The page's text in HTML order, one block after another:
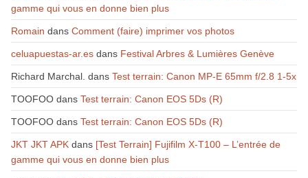
gamme qui vous en donne bien plus
Romain dans Comment (faire) imprimer vos photos
celuapuestas-ar.esdans Festival Arbres & Lumières Genève
Richard Marchal. dans Test terrain: Canon MP-E 65mm f/2.8 1-5x
TOOFOOdans Test terrain: Canon EOS 5Ds (R)
TOOFOOdans Test terrain: Canon EOS 5Ds (R)
JKT JKT APKdans [Test Terrain] Fujifilm X-T100 – L’entrée de
gamme qui vous en donne bien plus